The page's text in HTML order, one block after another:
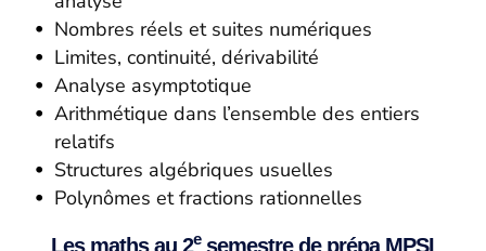
Nombres réels et suites numériques
Limites, continuité, dérivabilité
Analyse asymptotique
Arithmétique dans l’ensemble des entiers
relatifs
Structures algébriques usuelles
Polynômes et fractions rationnelles
Les maths au 2esemestre de prépa MPSI